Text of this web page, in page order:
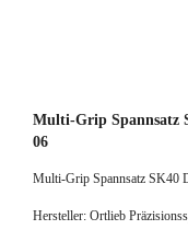
Multi-Grip Spannsatz
06
Multi-Grip Spannsatz SK40
Hersteller: Ortlieb